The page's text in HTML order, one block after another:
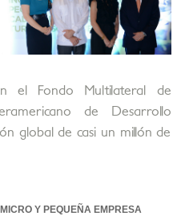
el Fondo Multilateral de
de Desarrollo
global de casi un millón de
MICRO Y PEQUEÑA EMPRESA